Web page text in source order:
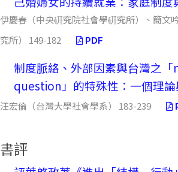
伊慶春（中央硏究院社會學硏究所）、簡文
究所） 149-182
PDF
制度脈絡、外部因素與台灣之
question」的特殊性：一個理
汪宏倫（台灣大學社會學系） 183-239
書評